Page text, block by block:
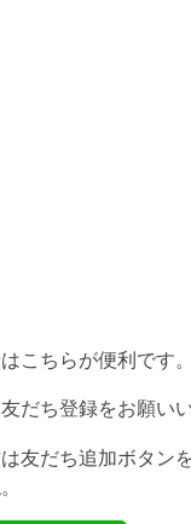
こちらが便利です。
だち登録をお願い
友だち追加ボタン